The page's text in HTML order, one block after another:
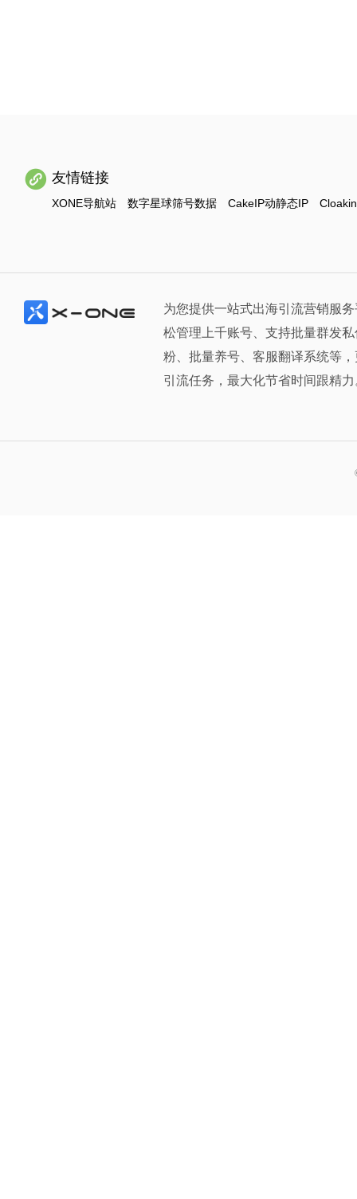
友情链接
XONE导航站 数字星球筛号数据 CakeIP动静态IP
为您提供一站式出海引流营销服
松管理上千账号、支持批量群发
粉、批量养号、客服翻译系统等
引流任务，最大化节省时间跟精力